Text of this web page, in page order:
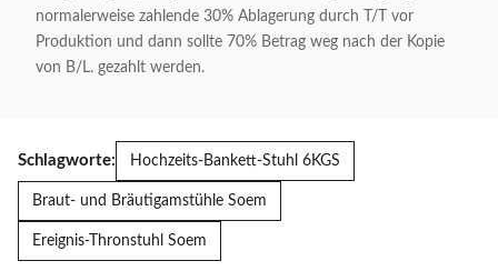
normalerweise zahlende 30% Ablagerung durch T/T vor
Produktion und dann sollte 70% Betrag weg nach der Kopie
von B/L. gezahlt werden.
Schlagworte: Hochzeits-Bankett-Stuhl 6KGS
Braut- und Bräutigamstühle Soem
Ereignis-Thronstuhl Soem